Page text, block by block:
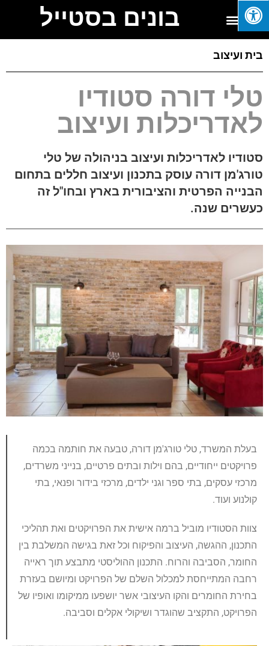
בונים בסטייל
בית ועיצוב
טלי דורה סטודיו
לאדריכלות ועיצוב
סטודיו לאדריכלות ועיצוב בניהולה של טלי
טורג'מן דורה עוסק בתכנון ועיצוב חללים בתחום
הבנייה הפרטית והציבורית בארץ ובחו"ל זה
כעשרים שנה.
בעלת המשרד, טלי טורג'מן דורה, טבעה את חותמה בכמה
פרויקטים ייחודיים, בהם וילות ובתים פרטיים, בנייני משרדים,
מרכזי עסקים, בתי ספר וגני ילדים, מרכזי בידור ופנאי, בתי
קולנוע ועוד.
צוות הסטודיו מוביל ברמה אישית את הפרויקטים ואת תהליכי
התכנון, ההגשה, העיצוב והפיקוח וכל זאת בגישה המשלבת בין
החומר, הסביבה והרוח. התכנון ההוליסטי מתבצע תוך ראייה
רחבה המתייחסת למכלול השלם של הפרויקט ומיושם בעזרת
בחירת החומרים והקו העיצובי אשר יושפעו ממיקומו ואופיו של
הפרויקט, התקציב שהוגדר ושיקולי אקלים וסביבה.